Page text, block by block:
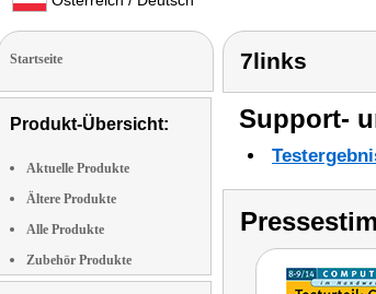
Startseite
Produkt-Übersicht:
Aktuelle Produkte
Ältere Produkte
Alle Produkte
Zubehör Produkte
7links
Support-